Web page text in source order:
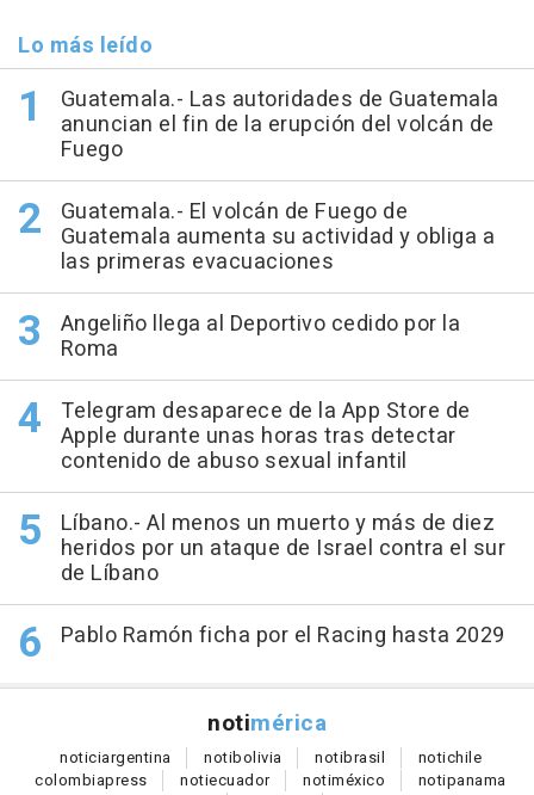
Lo más leído
Guatemala.- Las autoridades de Guatemala
anuncian el fin de la erupción del volcán de
Fuego
Guatemala.- El volcán de Fuego de
Guatemala aumenta su actividad y obliga a
las primeras evacuaciones
Angeliño llega al Deportivo cedido por la
Roma
Telegram desaparece de la App Store de
Apple durante unas horas tras detectar
contenido de abuso sexual infantil
Líbano.- Al menos un muerto y más de diez
heridos por un ataque de Israel contra el sur
de Líbano
Pablo Ramón ficha por el Racing hasta 2029
notimérica
noticiargentina notibolivia notibrasil notichile
colombiapress notiecuador notiméxico notipanama